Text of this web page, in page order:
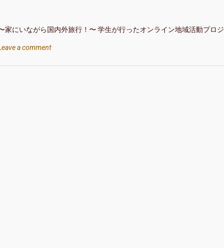
家にいながら国内外旅行！〜 学生が行ったオンライン地域活動プロジ
a comment